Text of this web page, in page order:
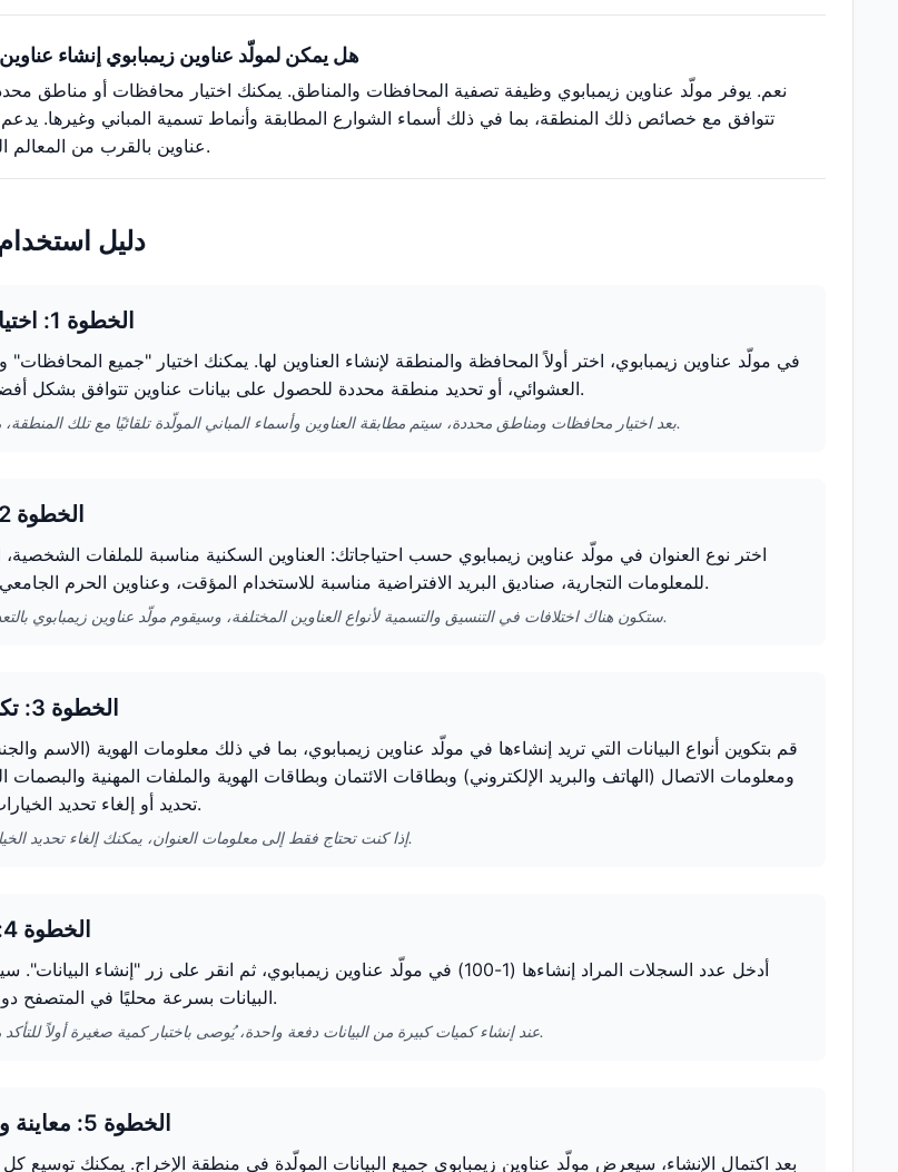
هل يمكن لمولّد عناوين زيمبابوي إنشاء
نعم. يوفر مولّد عناوين زيمبابوي وظيفة تصفية المحافظات والمناطق. يمكنك اختيار محافظات أو مناطق
تتوافق مع خصائص ذلك المنطقة، بما في ذلك أسماء الشوارع المطابقة وأنماط تسمية المباني وغيرها. يدعم
عناوين بالقرب من المعالم الشهيرة لجعل البيانات أكثر واقعية.
دليل
الخطوة 1: اختيار الموقع الجغرافي
في مولّد عناوين زيمبابوي، اختر أولاً المحافظة والمنطقة لإنشاء العناوين لها. يمكنك اختيار "جميع المحافظات"
العشوائي، أو تحديد منطقة محددة للحصول على بيانات عناوين تتوافق بشكل أفضل مع الخصائص المحلية.
بعد اختيار محافظات ومناطق محددة، سيتم مطابقة العناوين وأسماء المباني المولّدة تلقائيًا مع تلك المنطقة، مما يحسن مصداقية البيانات.
الخطوة 2: اختيار نوع العنوان
اختر نوع العنوان في مولّد عناوين زيمبابوي حسب احتياجاتك: العناوين السكنية مناسبة للملفات الشخصية،
للمعلومات التجارية، صناديق البريد الافتراضية مناسبة للاستخدام المؤقت، وعناوين الحرم الجامعي مناسبة لملفات الطلاب.
ستكون هناك اختلافات في التنسيق والتسمية لأنواع العناوين المختلفة، وسيقوم مولّد عناوين زيمبابوي بالتعديل تلقائيًا بناءً على اختيارك.
الخطوة 3: تكوين خيارات الإنشاء
قم بتكوين أنواع البيانات التي تريد إنشاءها في مولّد عناوين زيمبابوي، بما في ذلك معلومات الهوية (الاسم
ومعلومات الاتصال (الهاتف والبريد الإلكتروني) وبطاقات الائتمان وبطاقات الهوية والملفات المهنية
تحديد أو إلغاء تحديد الخيارات المقابلة حسب الحاجة.
إذا كنت تحتاج فقط إلى معلومات العنوان، يمكنك إلغاء تحديد الخيارات الأخرى لتسريع الإنشاء.
الخطوة 4: تعيين كمية الإنشاء
أدخل عدد السجلات المراد إنشاءها (1-100) في مولّد عناوين زيمبابوي، ثم انقر على زر "إنشاء
البيانات بسرعة محليًا في المتصفح دون انتظار استجابة الخادم.
عند إنشاء كميات كبيرة من البيانات دفعة واحدة، يُوصى باختبار كمية صغيرة أولاً للتأكد من تلبية التنسيق لاحتياجاتك.
الخطوة 5: معاينة والتحقق من البيانات
بعد اكتمال الإنشاء، سيعرض مولّد عناوين زيمبابوي جميع البيانات المولّدة في منطقة الإخراج. يمكنك